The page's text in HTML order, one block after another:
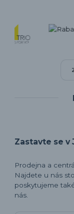
Zastavte se v
Prodejna a
Najdete u nás
poskytujeme
nás.